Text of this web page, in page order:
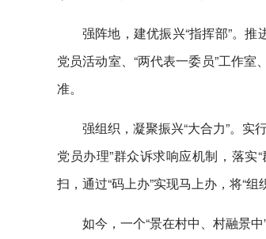
强阵地，建优振兴“指挥部”。
党员活动室、“两代表一委员”工作
准。
强组织，凝聚振兴“大合力”。实
党员办理”群众诉求响应机制，落实
扫，通过“码上办”实现马上办，将“组
如今，一个“景在村中、村融景